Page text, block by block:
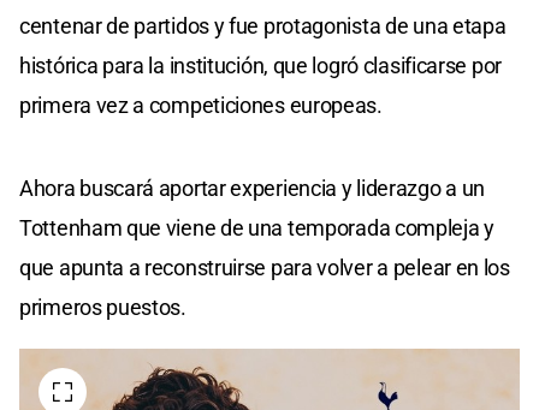
centenar de partidos y fue protagonista de una etapa
histórica para la institución, que logró clasificarse por
primera vez a competiciones europeas.
Ahora buscará aportar experiencia y liderazgo a un
Tottenham que viene de una temporada compleja y
que apunta a reconstruirse para volver a pelear en los
primeros puestos.